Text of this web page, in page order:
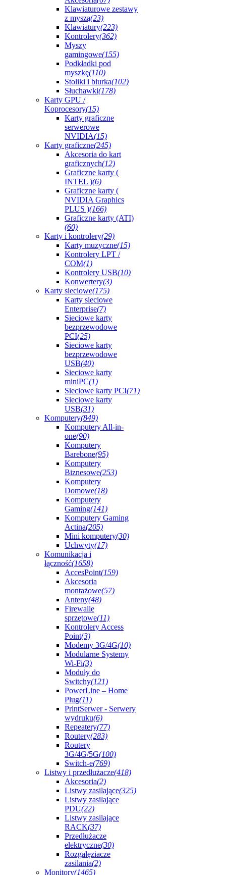
Klawiaturowe zestawy
z myszą(23)
Klawiatury(223)
Kontrolery(362)
Myszy
gamingowe(155)
Podkładki pod
myszkę(110)
Stoliki i biurka(102)
Słuchawki(178)
Karty GPU /
Koprocesory(15)
Karty graficzne
serwerowe
NVIDIA(15)
Karty graficzne(245)
Akcesoria do kart
graficznych(12)
Graficzne karty (
INTEL )(6)
Graficzne karty (
NVIDIA Graphics
PLUS )(166)
Graficzne karty (ATI)
(60)
Karty i kontrolery(29)
Karty muzyczne(15)
Kontrolery LPT /
COM(1)
Kontrolery USB(10)
Konwertery(3)
Karty sieciowe(175)
Karty sieciowe
Enterprise(7)
Sieciowe karty
bezprzewodowe
PCI(25)
Sieciowe karty
bezprzewodowe
USB(40)
Sieciowe karty
miniPC(1)
Sieciowe karty PCI(71)
Sieciowe karty
USB(31)
Komputery(849)
Komputery All-in-
one(90)
Komputery
Barebone(95)
Komputery
Biznesowe(253)
Komputery
Domowe(18)
Komputery
Gaming(141)
Komputery Gaming
Actina(205)
Mini komputery(30)
Uchwyty(17)
Komunikacja i
łączność(1658)
AccesPoint(159)
Akcesoria
montażowe(57)
Anteny(48)
Firewalle
sprzętowe(11)
Kontrolery Access
Point(3)
Modemy 3G/4G(10)
Modularne Systemy
Wi-Fi(3)
Moduły do
Switchy(121)
PowerLine – Home
Plug(11)
PrintSerwer - Serwery
wydruku(6)
Repeatery(77)
Routery(283)
Routery
3G/4G/5G(100)
Switch-e(769)
Listwy i przedłużacze(418)
Akcesoria(2)
Listwy zasilające(325)
Listwy zasilające
PDU(22)
Listwy zasilające
RACK(37)
Przedłużacze
elektryczne(30)
Rozgałęziacze
zasilania(2)
Monitory(1465)